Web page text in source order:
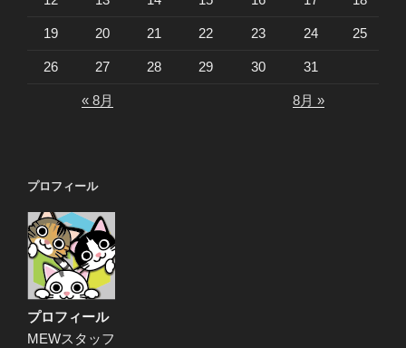
19 20 21 22 23 24 25
26 27 28 29 30 31
« 8月 8月 »
プロフィール
プロフィール
MEWスタッフ